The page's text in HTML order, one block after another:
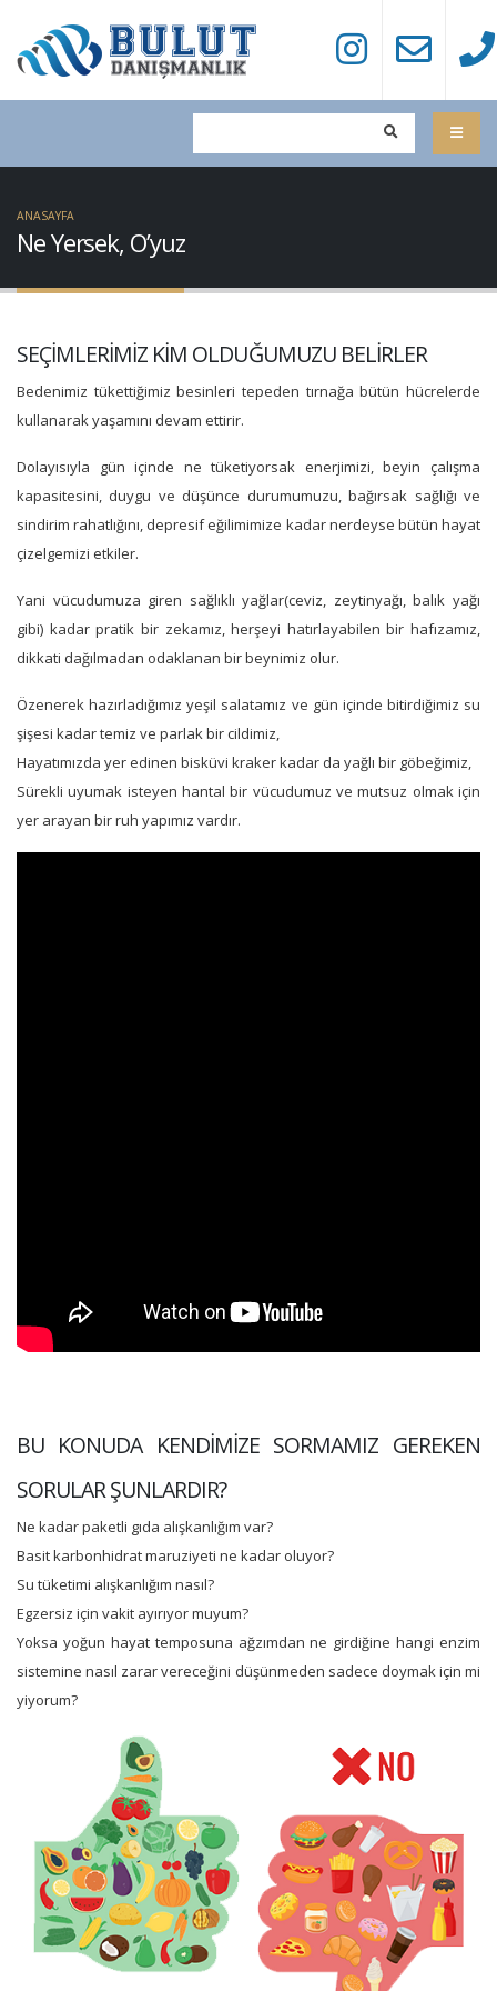
Ne Yersek, O’yuz
ANASAYFA
SEÇİMLERİMİZ KİM OLDUĞUMUZU BELİRLER
Bedenimiz tükettiğimiz besinleri tepeden tırnağa bütün hücrelerde
kullanarak yaşamını devam ettirir.
Dolayısıyla gün içinde ne tüketiyorsak enerjimizi, beyin çalışma
kapasitesini, duygu ve düşünce durumumuzu, bağırsak sağlığı ve
sindirim rahatlığını, depresif eğilimimize kadar nerdeyse bütün hayat
çizelgemizi etkiler.
Yani vücudumuza giren sağlıklı yağlar(ceviz, zeytinyağı, balık yağı
gibi) kadar pratik bir zekamız, herşeyi hatırlayabilen bir hafızamız,
dikkati dağılmadan odaklanan bir beynimiz olur.
Özenerek hazırladığımız yeşil salatamız ve gün içinde bitirdiğimiz su
şişesi kadar temiz ve parlak bir cildimiz,
Hayatımızda yer edinen bisküvi kraker kadar da yağlı bir göbeğimiz,
Sürekli uyumak isteyen hantal bir vücudumuz ve mutsuz olmak için
yer arayan bir ruh yapımız vardır.
BU KONUDA KENDİMİZE SORMAMIZ GEREKEN
SORULAR ŞUNLARDIR?
Ne kadar paketli gıda alışkanlığım var?
Basit karbonhidrat maruziyeti ne kadar oluyor?
Su tüketimi alışkanlığım nasıl?
Egzersiz için vakit ayırıyor muyum?
Yoksa yoğun hayat temposuna ağzımdan ne girdiğine hangi enzim
sistemine nasıl zarar vereceğini düşünmeden sadece doymak için mi
yiyorum?